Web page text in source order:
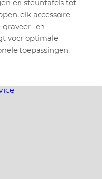
en steuntafels tot
elk accessoire
graveer- en
voor optimale
toepassingen.